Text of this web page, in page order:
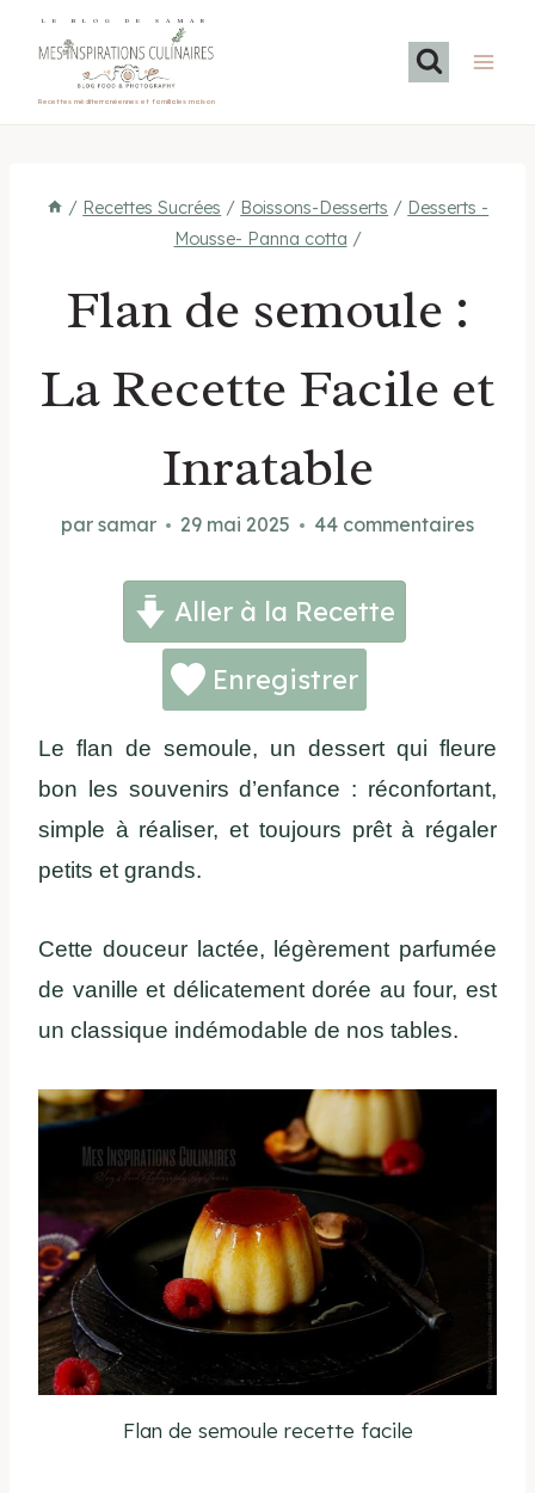
LE BLOG DE SAMAR
Recettes méditerranéennes et familiales maison
/ Recettes Sucrées / Boissons-Desserts / Desserts -
Mousse- Panna cotta /
Flan de semoule :
La Recette Facile et
Inratable
par samar 29 mai 2025 44 commentaires
Aller à la Recette
Enregistrer
Le flan de semoule, un dessert qui fleure
bon les souvenirs d’enfance : réconfortant,
simple à réaliser, et toujours prêt à régaler
petits et grands.
Cette douceur lactée, légèrement parfumée
de vanille et délicatement dorée au four, est
un classique indémodable de nos tables.
Flan de semoule recette facile